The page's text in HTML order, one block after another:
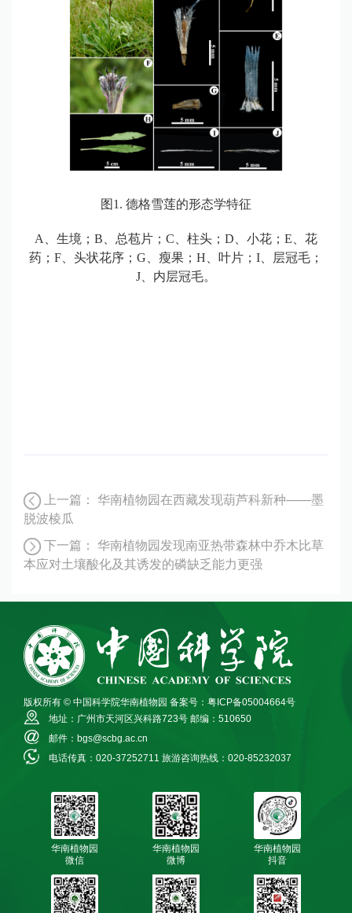
图 1. 德格雪莲的形态学特征
A、生境；B、总苞片；C、柱头；D、小花；E、花
药；F、头状花序；G、瘦果；H、叶片；I、层冠毛；
J、内层冠毛。
上一篇：
华南植物园在西藏发现葫芦科新种——墨
脱波棱瓜
下一篇：
华南植物园发现南亚热带森林中乔木比草
本应对土壤酸化及其诱发的磷缺乏能力更强
版权所有 © 中国科学院华南植物园 备案号：粤ICP备05004664号
地址：广州市天河区兴科路723号 邮编：510650
邮件：bgs@scbg.ac.cn
电话传真：020-37252711 旅游咨询热线：020-85232037
华南植物园
微信
华南植物园
微博
华南植物园
抖音